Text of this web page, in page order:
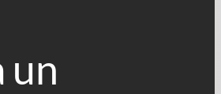
un